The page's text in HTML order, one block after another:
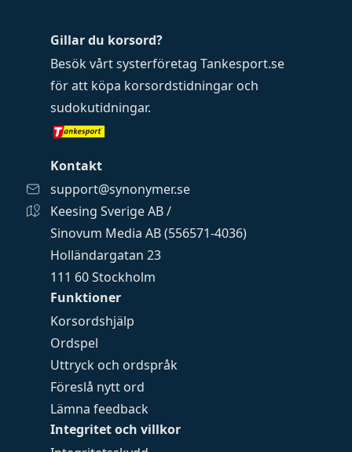
Funktioner
Korsordshjälp
Ordspel
Uttryck och ordspråk
Föreslå nytt ord
Lämna feedback
Integritet och villkor
Gillar du korsord?
Besök vårt systerföretag Tankesport.se
för att köpa korsordstidningar och
sudokutidningar.
Kontakt
support@synonymer.se
Keesing Sverige AB /
Sinovum Media AB (556571-4036)
Holländargatan 23
111 60 Stockholm